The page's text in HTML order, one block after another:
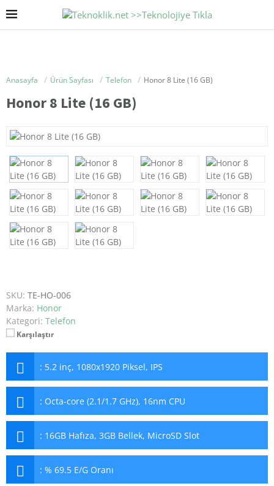
Anasayfa Ürün Sayfası Telefon Honor 8 Lite (16 GB)
Honor 8 Lite (16 GB)
SKU: TE-HO-006
Marka: Honor
Kategori: Telefon
Karşılaştır
: 5.2 inç, 1080x1920 Piksel, IPS
: Octa-core (2.1/1.7 GHz), 16nm CPU
: 16GB Hafıza, 3GB Bellek, MicroSD Slot
: % 69.5 E/G Oranı